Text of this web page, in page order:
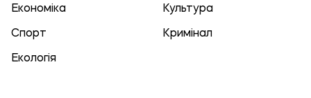
Економіка Культура
Спорт Кримінал
Екологія